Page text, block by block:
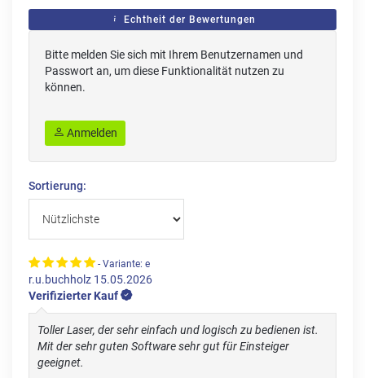
Echtheit der Bewertungen
Bitte melden Sie sich mit Ihrem Benutzernamen und
Passwort an, um diese Funktionalität nutzen zu
können.
Anmelden
Sortierung:
- Variante: e
r.u.buchholz 15.05.2026
Verifizierter Kauf
Toller Laser, der sehr einfach und logisch zu bedienen ist.
Mit der sehr guten Software sehr gut für Einsteiger
geeignet.